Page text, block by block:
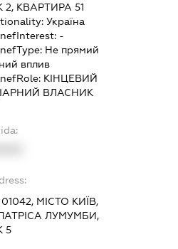
КВАРТИРА 51
Україна
-
Не прямий
вплив
КІНЦЕВИЙ
ВЛАСНИК
МІСТО КИЇВ,
ЛУМУМБИ,
5